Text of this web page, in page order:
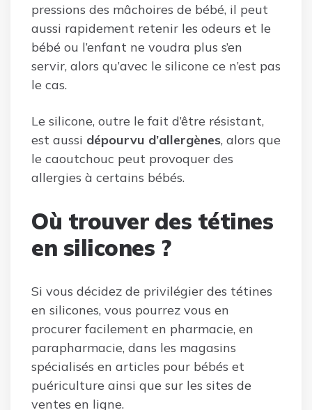
pressions des mâchoires de bébé, il peut
aussi rapidement retenir les odeurs et le
bébé ou l’enfant ne voudra plus s’en
servir, alors qu’avec le silicone ce n’est pas
le cas.
Le silicone, outre le fait d’être résistant,
est aussi dépourvu d’allergènes, alors que
le caoutchouc peut provoquer des
allergies à certains bébés.
Où trouver des tétines
en silicones ?
Si vous décidez de privilégier des tétines
en silicones, vous pourrez vous en
procurer facilement en pharmacie, en
parapharmacie, dans les magasins
spécialisés en articles pour bébés et
puériculture ainsi que sur les sites de
ventes en ligne.